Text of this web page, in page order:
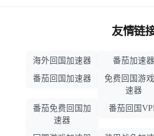
友情链
海外回国加速器 番茄加速器
番茄回国加速器
免费回国游
速器
番茄免费回国加
速器
番茄回国